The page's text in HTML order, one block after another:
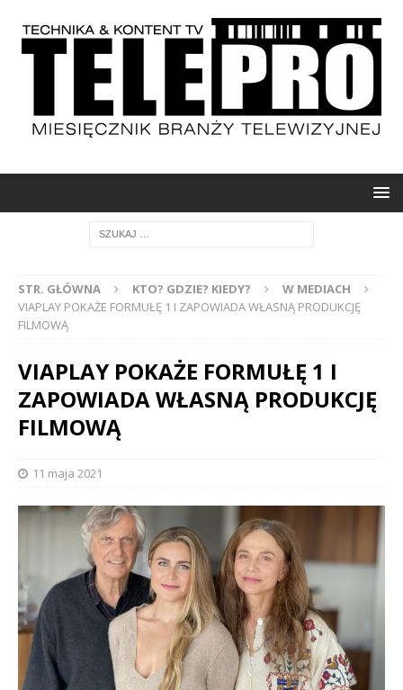
STR. GŁÓWNA KTO? GDZIE? KIEDY?
W MEDIACH
VIAPLAY POKAŻE FORMUŁĘ 1 I ZAPOWIADA WŁASNĄ PRODUKCJĘ
FILMOWĄ
VIAPLAY POKAŻE FORMUŁĘ 1 I
ZAPOWIADA WŁASNĄ PRODUKCJĘ
FILMOWĄ
11 maja 2021